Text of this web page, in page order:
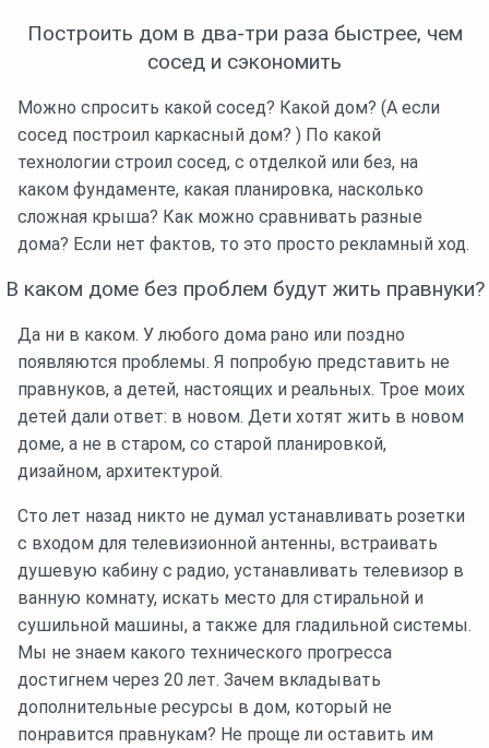
Построить дом в два-три раза быстрее, чем
сосед и сэкономить
Можно спросить какой сосед? Какой дом? (А если
сосед построил каркасный дом? ) По какой
технологии строил сосед, с отделкой или без, на
каком фундаменте, какая планировка, насколько
сложная крыша? Как можно сравнивать разные
дома? Если нет фактов, то это просто рекламный ход.
В каком доме без проблем будут жить правнуки?
Да ни в каком. У любого дома рано или поздно
появляются проблемы. Я попробую представить не
правнуков, а детей, настоящих и реальных. Трое моих
детей дали ответ: в новом. Дети хотят жить в новом
доме, а не в старом, со старой планировкой,
дизайном, архитектурой.
Сто лет назад никто не думал устанавливать розетки
с входом для телевизионной антенны, встраивать
душевую кабину с радио, устанавливать телевизор в
ванную комнату, искать место для стиральной и
сушильной машины, а также для гладильной системы.
Мы не знаем какого технического прогресса
достигнем через 20 лет. Зачем вкладывать
дополнительные ресурсы в дом, который не
понравится правнукам? Не проще ли оставить им